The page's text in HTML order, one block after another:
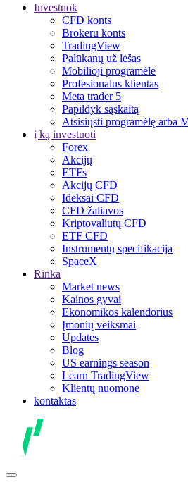
Investuok
CFD konts
Brokeru konts
TradingView
Palūkanų už lėšas
Mobilioji programėlė
Profesionalus klientas
Meta trader 5
Papildyk sąskaitą
Atsisiųsti programėlę arba
į ką investuoti
Forex
Akcijų
ETFs
Akcijų CFD
Ideksai CFD
CFD žaliavos
Kriptovaliutų CFD
ETF CFD
Instrumentų specifikacija
SpaceX
Rinka
Market news
Kainos gyvai
Ekonomikos kalendorius
Įmonių veiksmai
Updates
Blog
US earnings season
Learn TradingView
Klientų nuomonė
kontaktas